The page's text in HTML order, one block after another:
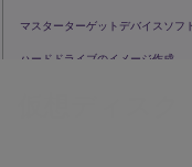
マスターターゲットデバイスソフ
ハードドライブのイメージ作成